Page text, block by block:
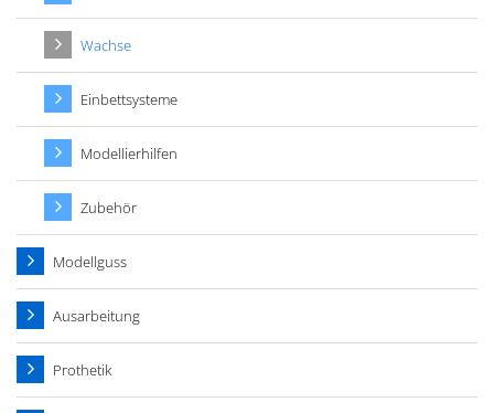
Wachse
Einbettsysteme
Modellierhilfen
Zubehör
Modellguss
Ausarbeitung
Prothetik